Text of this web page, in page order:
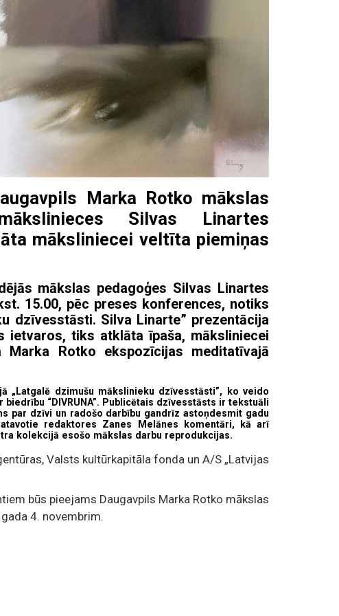
Marka Rotko mākslas
Silvas Linartes
māksliniecei veltīta piemiņas
mākslas pedagoģes Silvas Linartes
15.00, pēc preses konferences, notiks
dzīvesstāsti. Silva Linarte” prezentācija
ietvaros, tiks atklāta īpaša, māksliniecei
Rotko ekspozīcijas meditatīvajā
dzimušu mākslinieku dzīvesstāsti”, ko veido
“DIVRUNA”. Publicētais dzīvesstāsts ir tekstuāli
par dzīvi un radošo darbību gandrīz astoņdesmit gadu
redaktores Zanes Melānes komentāri, kā arī
kolekcijā esošo mākslas darbu reprodukcijas.
Valsts kultūrkapitāla fonda un A/S „Latvijas
būs pieejams Daugavpils Marka Rotko mākslas
4. novembrim.